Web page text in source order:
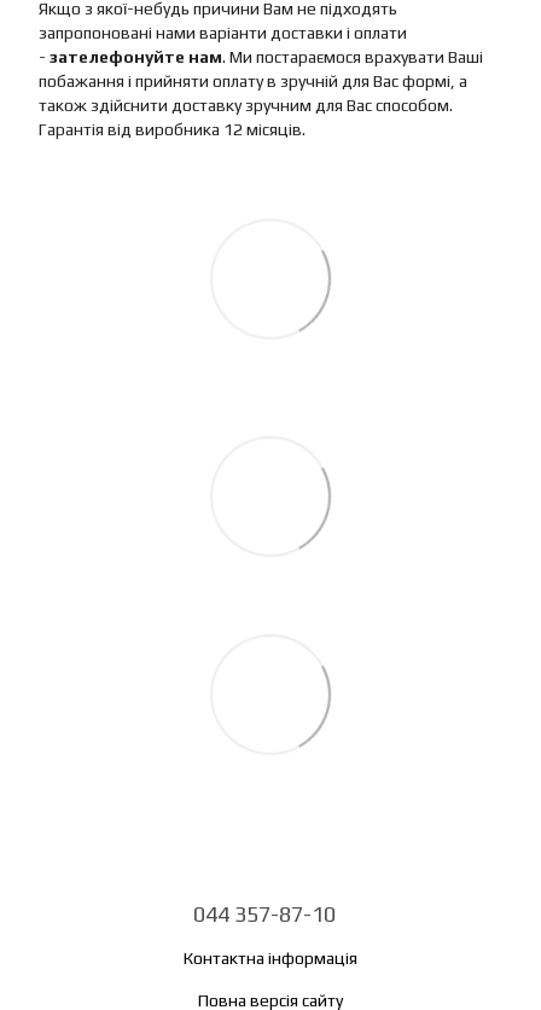
Якщо з якої-небудь причини Вам не підходять
запропоновані нами варіанти доставки і оплати
- зателефонуйте нам. Ми постараємося врахувати Ваші
побажання і прийняти оплату в зручній для Вас формі, а
також здійснити доставку зручним для Вас способом.
Гарантія від виробника 12 місяців.
044 357-87-10
Контактна інформація
Повна версія сайту